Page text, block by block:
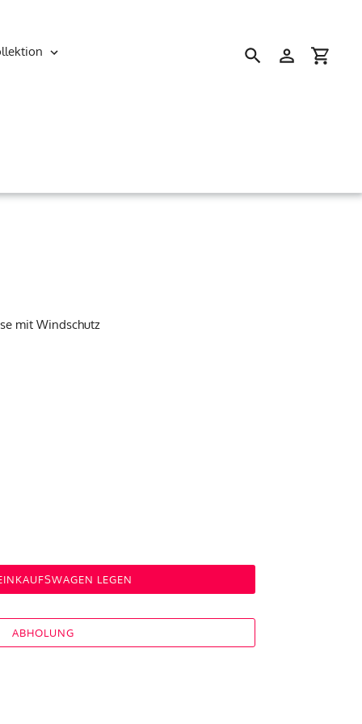
SuchenEinloggen
mit Windschutz
LEGEN
ABHOLUNG